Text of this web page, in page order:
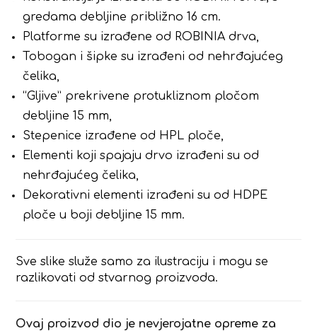
gredama debljine približno 16 cm.
Platforme su izrađene od ROBINIA drva,
Tobogan i šipke su izrađeni od nehrđajućeg
čelika,
“Gljive” prekrivene protukliznom pločom
debljine 15 mm,
Stepenice izrađene od HPL ploče,
Elementi koji spajaju drvo izrađeni su od
nehrđajućeg čelika,
Dekorativni elementi izrađeni su od HDPE
ploče u boji debljine 15 mm.
Sve slike služe samo za ilustraciju i mogu se
razlikovati od stvarnog proizvoda.
Ovaj proizvod dio je nevjerojatne opreme za